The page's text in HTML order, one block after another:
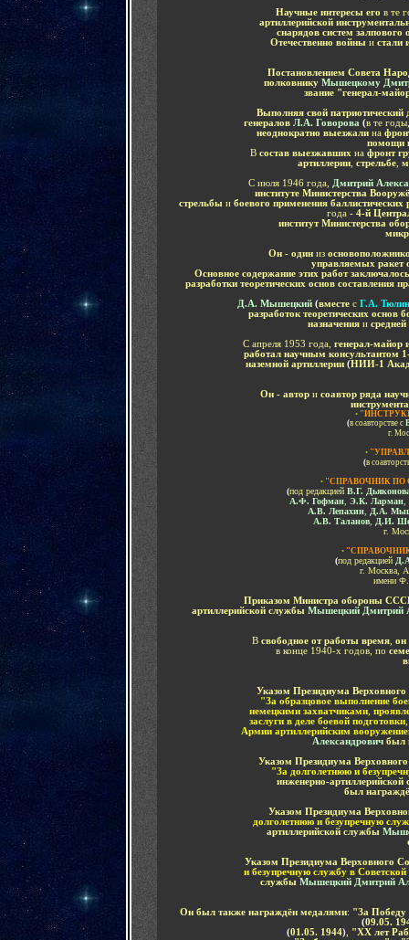
Научные интересы его в те
артиллерийской
снарядов систем залпового
Отечественно войны и стали
Постановлением Совета
полковнику Мышецкому
звание "генерал-
Выполняя свой патриотический
генералов Л.А. Говорова (в те
неоднократно выезжали на
помощи
В состав выезжавших на фронт
артиллерии, стрельбе,
С июля 1946 года,
Дмитрий
институте Министерства
стрельбы и боевого применения баллистических
года -4-й
институт Министерства
Он - один из
управляемых ракет
Основное содержание этих работ
разработки теоретических основ составления
Д.А. Мышецкий (вместе с Г.А.
разработок теоретических основ
назначения и средней
С апреля 1953 года, генерал-майор
работал научным консультантом
наземной артиллерии (НИИ-1
Он - автор и соавтор ряда
• "
(в соавторстве с
г.
• "
(в
• "СПРАВОЧНИК ПО
(под редакцией В.Г.
А.Ф. Гофман, Э.К. Ларман,
А.В. Лепахин
Д.А.
А.В. Таланов,
Д.И.
г.
•
(под редакцией
г. Москва,
имени
Приказом Министра обороны
артиллерийской службы Мышецкий Дмитрий
В свободное от работы время он
в конце 1940-х годов, по
Указом Президиума
"За образцовое выполнение
немецкими захватчиками,
заслуги в деле боевой подготовки,
Армии артиллерийским
Александрович был
Указом Президиума
"За долголетнюю и
инженерно-артиллерийской
был
Указом Президиума
долголетнюю и безупречную
артиллерийской службы
Указом Президиума Верховного
и безупречную службу в
службы Мышецкий Дмитрий
Он был также награждён медалями: "За Победу
(09.05.
(01.05. 1944),
"XX лет